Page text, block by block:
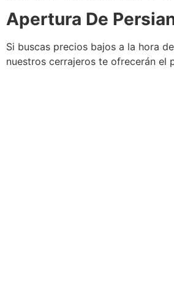
Apertura De
Si buscas precios bajos a la hora
nuestros cerrajeros te ofrecerán el